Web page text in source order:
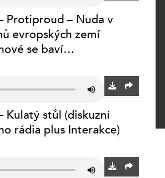
Protiproud – Nuda v
evropských zemí
se baví…
Kulatý stůl (diskuzní
rádia plus Interakce)